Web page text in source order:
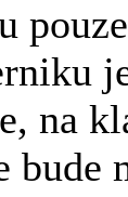
na
bude